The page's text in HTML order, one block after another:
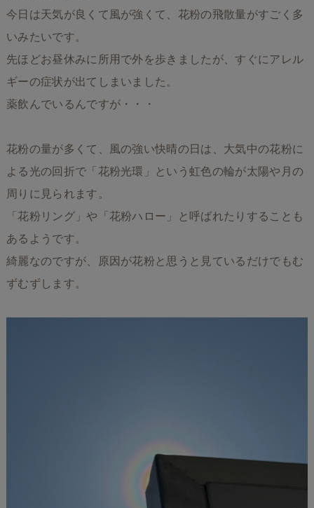
今日は天気が良くて風が強くて、花粉の飛散量がすごく多
いみたいです。
先ほどお昼休みに所用で外を歩きましたが、すぐにアレル
ギーの症状が出てしまいました。
薬飲んでいるんですが・・・
花粉の量が多くて、風の強い快晴の日は、大気中の花粉に
よる光の回折で「花粉光環」という虹色の輪が太陽や月の
周りに見られます。
「花粉リング」や「花粉ハロー」と呼ばれたりすることも
あるようです。
綺麗なのですが、原因が花粉と思うと見ているだけでもむ
ずむずします。